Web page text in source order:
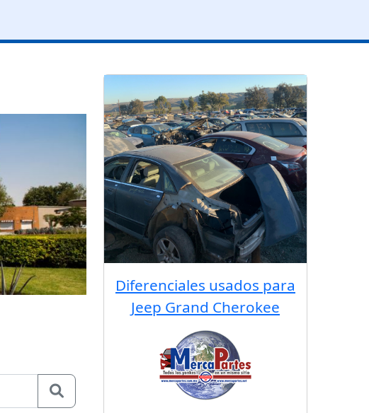
Diferenciales usados para
Jeep Grand Cherokee